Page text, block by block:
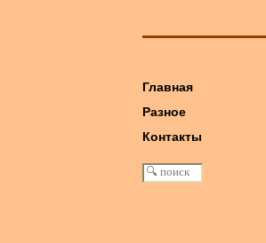
Главная
Разное
книга: Машина Победы
Контакты